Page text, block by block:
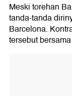
Meski torehan
tanda-tanda
Barcelona.
tersebut